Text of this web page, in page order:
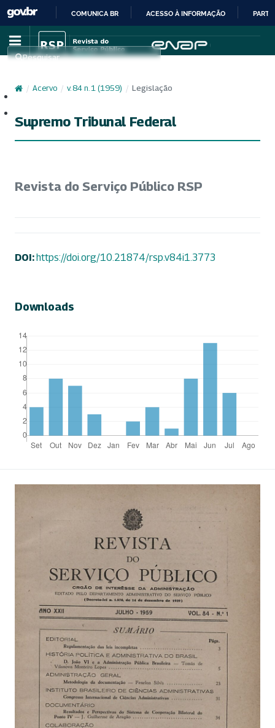
IR
PARA
CONTEÚDO
COMUNICA BR ACESSO À INFORMAÇÃO
Pesquisar
/ Acervo / v. 84 n. 1 (1959) / Legislação
Supremo Tribunal Federal
Revista do Serviço Público RSP
DOI:https://doi.org/10.21874/rsp.v84i1.3773
Downloads